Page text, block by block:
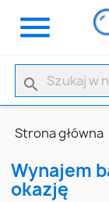

search
Strona główna
Wynajem
okazję